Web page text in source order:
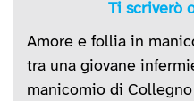
Ti scriverò
Amore e follia in
tra una giovane
manicomio di